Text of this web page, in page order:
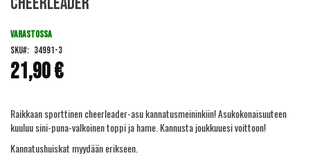
beginning
the
images
gallery
21,90 €
VARASTOSSA
SKU
34991-3
Raikkaan sporttinen cheerleader-asu kannatusmeininkiin! Asukokonaisuuteen
kuuluu sini-puna-valkoinen toppi ja hame. Kannusta joukkuuesi voittoon!
Kannatushuiskat myydään erikseen.